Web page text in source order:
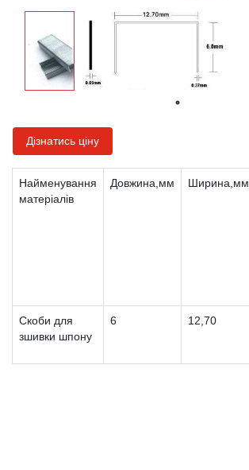
Дізнатись ціну
Найменування
матеріалів
Довжина,мм Ширина,мм
Скоби для
зшивки шпону
6 12,70